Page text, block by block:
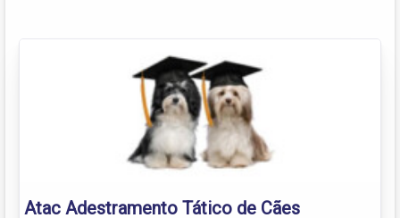
Atac Adestramento Tático de Cães